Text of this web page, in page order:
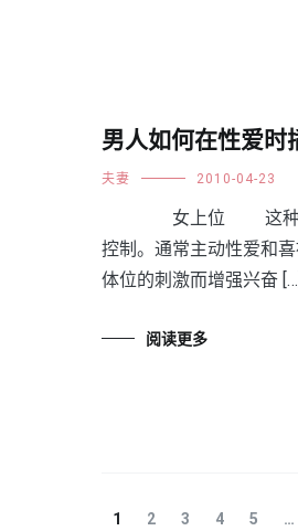
男人如何在性爱时
夫妻 2010-04-23
女上位 这种体位
控制。通常主动性爱和
体位的刺激而增强兴奋
阅读更多
文页
1
页
2
页
3
页
4
页
5 …